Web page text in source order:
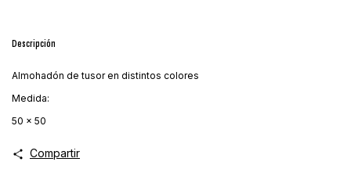
Descripción
Almohadón de tusor en distintos colores
Medida:
50 x 50
Compartir